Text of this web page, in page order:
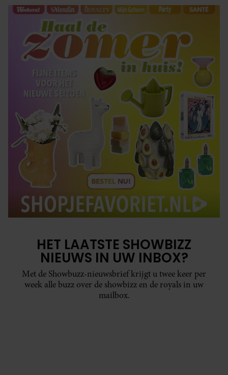
HET LAATSTE SHOWBIZZ
NIEUWS IN UW INBOX?
Met de Showbuzz-nieuwsbrief krijgt u twee keer per
week alle buzz over de showbizz en de royals in uw
mailbox.